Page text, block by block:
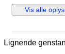
Vis alle
Lignende